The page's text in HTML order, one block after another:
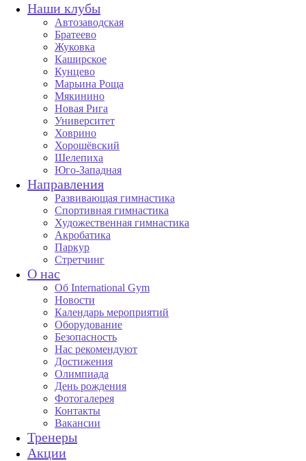
Наши клубы
Автозаводская
Братеево
Жуковка
Каширское
Кунцево
Марьина Роща
Мякинино
Новая Рига
Университет
Ховрино
Хорошёвский
Шелепиха
Юго-Западная
Направления
Развивающая гимнастика
Спортивная гимнастика
Художественная гимнастика
Акробатика
Паркур
Стретчинг
О нас
Об International Gym
Новости
Календарь мероприятий
Оборудование
Безопасность
Нас рекомендуют
Достижения
Олимпиада
День рождения
Фотогалерея
Контакты
Вакансии
Тренеры
Акции